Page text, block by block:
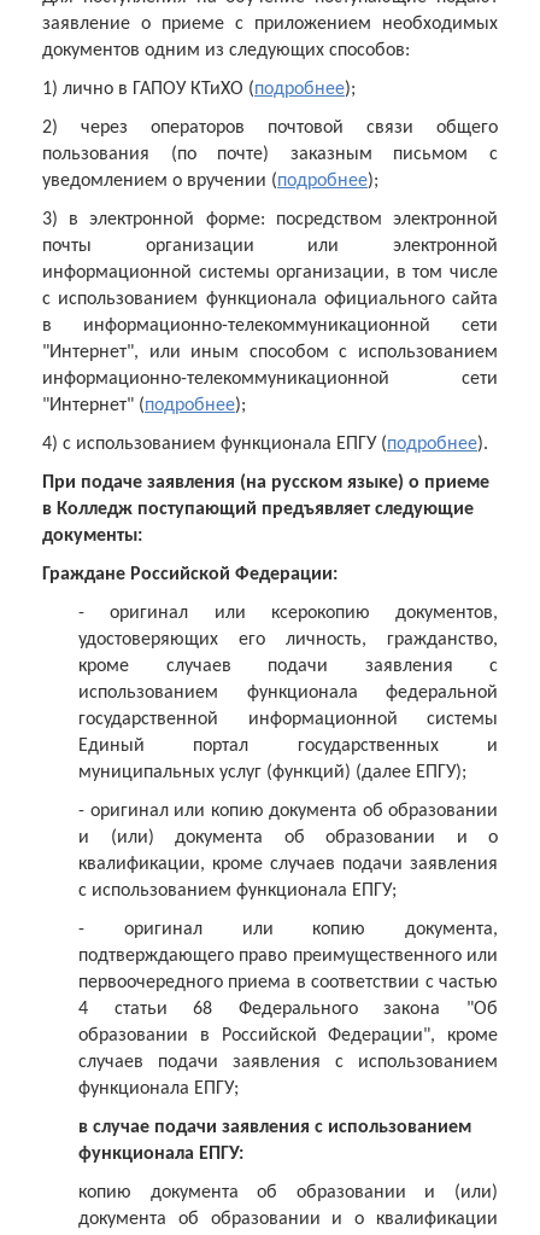
заявление о приеме с приложением необходимых
документов одним из следующих способов:
1) лично в ГАПОУ КТиХО (подробнее);
2) через операторов почтовой связи общего
пользования (по почте) заказным письмом с
уведомлением о вручении (подробнее);
3) в электронной форме: посредством электронной
почты организации или электронной
информационной системы организации, в том числе
с использованием функционала официального сайта
в информационно-телекоммуникационной сети
"Интернет", или иным способом с использованием
информационно-телекоммуникационной сети
"Интернет" (подробнее);
4) с использованием функционала ЕПГУ (подробнее).
При подаче заявления (на русском языке) о приеме
в Колледж поступающий предъявляет следующие
документы:
Граждане Российской Федерации:
- оригинал или ксерокопию документов,
удостоверяющих его личность, гражданство,
кроме случаев подачи заявления с
использованием функционала федеральной
государственной информационной системы
Единый портал государственных и
муниципальных услуг (функций) (далее ЕПГУ);
- оригинал или копию документа об образовании
и (или) документа об образовании и о
квалификации, кроме случаев подачи заявления
с использованием функционала ЕПГУ;
- оригинал или копию документа,
подтверждающего право преимущественного или
первоочередного приема в соответствии с частью
4 статьи 68 Федерального закона "Об
образовании в Российской Федерации", кроме
случаев подачи заявления с использованием
функционала ЕПГУ;
в случае подачи заявления с использованием
функционала ЕПГУ:
копию документа об образовании и (или)
документа об образовании и о квалификации